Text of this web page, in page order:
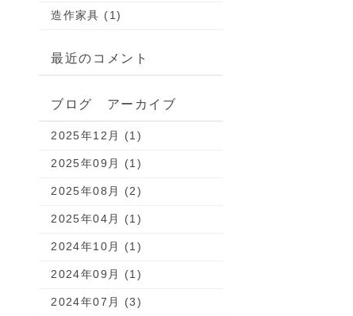
造作家具 (1)
最近のコメント
ブログ アーカイブ
2025年12月 (1)
2025年09月 (1)
2025年08月 (2)
2025年04月 (1)
2024年10月 (1)
2024年09月 (1)
2024年07月 (3)